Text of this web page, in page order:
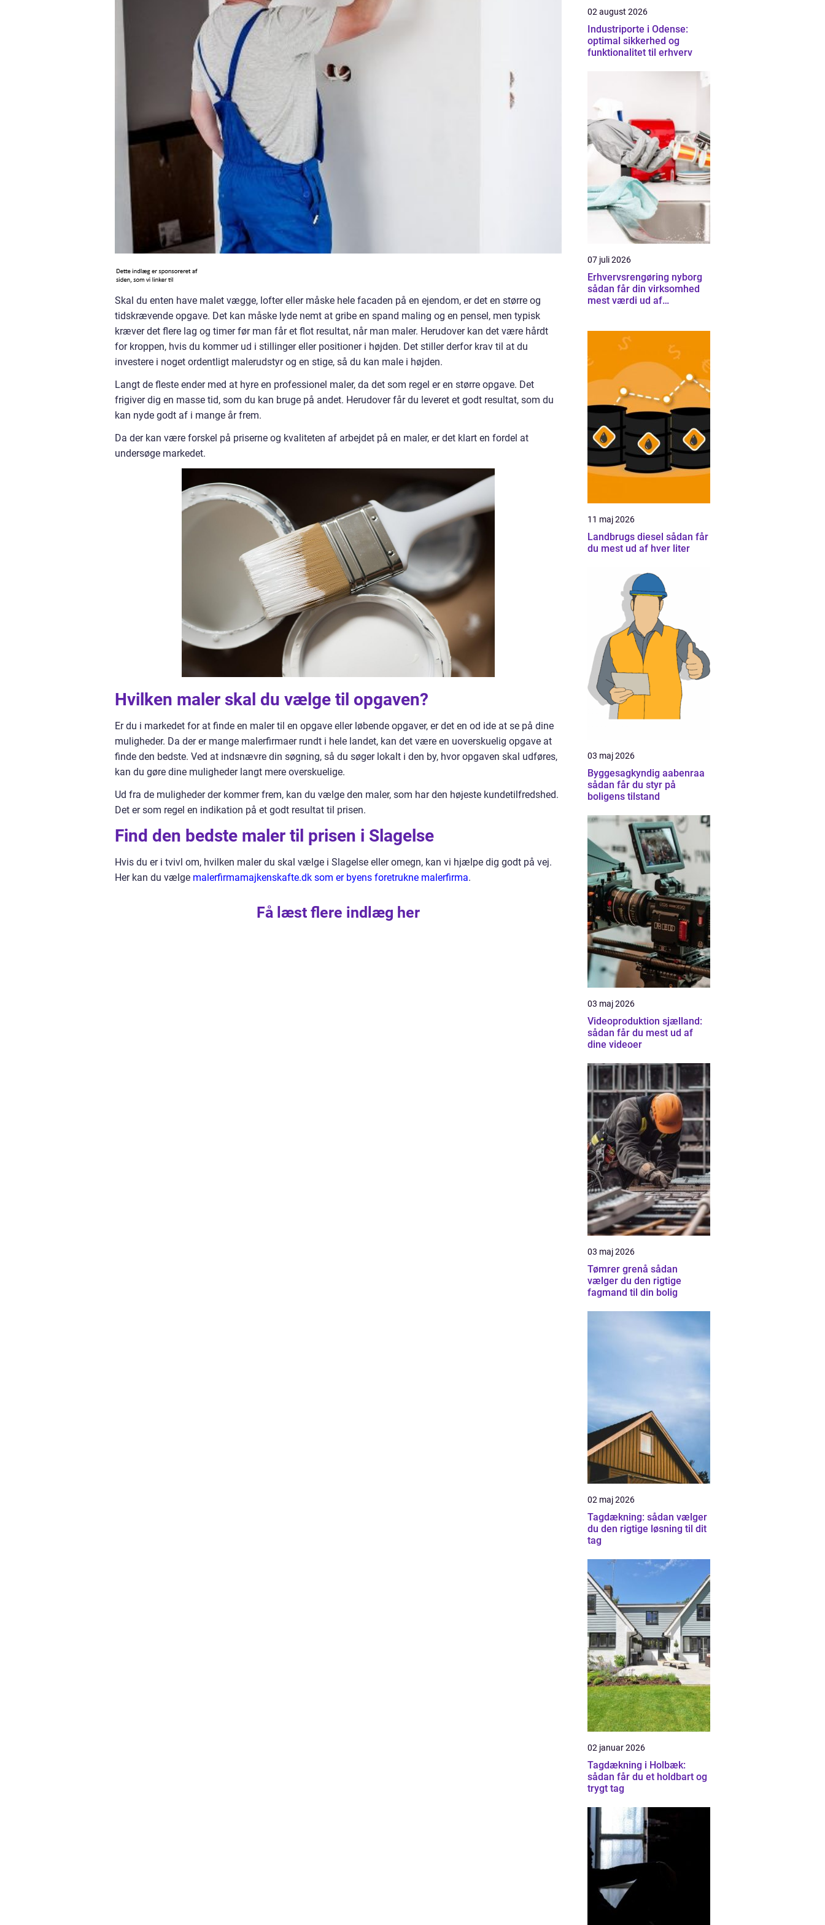
Skal du enten have malet vægge, lofter eller måske hele facaden på en ejendom, er det en større og
tidskrævende opgave. Det kan måske lyde nemt at gribe en spand maling og en pensel, men typisk
kræver det flere lag og timer før man får et flot resultat, når man maler. Herudover kan det være hårdt
for kroppen, hvis du kommer ud i stillinger eller positioner i højden. Det stiller derfor krav til at du
investere i noget ordentligt malerudstyr og en stige, så du kan male i højden.
Langt de fleste ender med at hyre en professionel maler, da det som regel er en større opgave. Det
frigiver dig en masse tid, som du kan bruge på andet. Herudover får du leveret et godt resultat, som du
kan nyde godt af i mange år frem.
Da der kan være forskel på priserne og kvaliteten af arbejdet på en maler, er det klart en fordel at
undersøge markedet.
Hvilken maler skal du vælge til opgaven?
Er du i markedet for at finde en maler til en opgave eller løbende opgaver, er det en od ide at se på dine
muligheder. Da der er mange malerfirmaer rundt i hele landet, kan det være en uoverskuelig opgave at
finde den bedste. Ved at indsnævre din søgning, så du søger lokalt i den by, hvor opgaven skal udføres,
kan du gøre dine muligheder langt mere overskuelige.
Ud fra de muligheder der kommer frem, kan du vælge den maler, som har den højeste kundetilfredshed.
Det er som regel en indikation på et godt resultat til prisen.
Find den bedste maler til prisen i Slagelse
Hvis du er i tvivl om, hvilken maler du skal vælge i Slagelse eller omegn, kan vi hjælpe dig godt på vej.
Her kan du vælge malerfirmamajkenskafte.dk som er byens foretrukne malerfirma.
Få læst flere indlæg her
02 august 2026
Industriporte i Odense:
optimal sikkerhed og
funktionalitet til erhverv
07 juli 2026
Erhvervsrengøring nyborg
sådan får din virksomhed
mest værdi ud af
11 maj 2026
Landbrugs diesel sådan får
du mest ud af hver liter
03 maj 2026
Byggesagkyndig aabenraa
sådan får du styr på
boligens tilstand
03 maj 2026
Videoproduktion sjælland:
sådan får du mest ud af
dine videoer
03 maj 2026
Tømrer grenå sådan
vælger du den rigtige
fagmand til din bolig
02 maj 2026
Tagdækning: sådan vælger
du den rigtige løsning til dit
tag
02 januar 2026
Tagdækning i Holbæk:
sådan får du et holdbart og
trygt tag